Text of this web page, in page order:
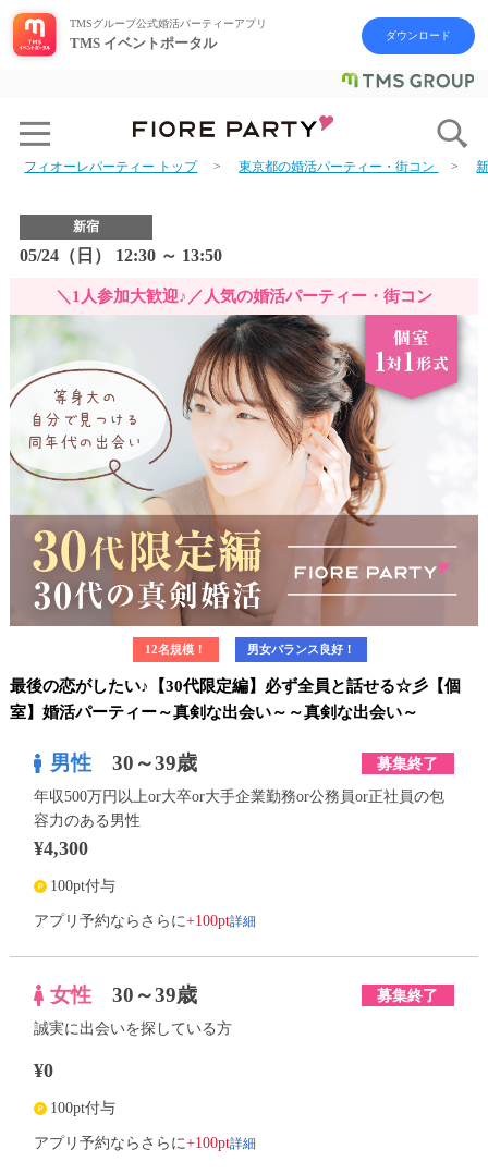
TMSグループ公式婚活パーティーアプリ
TMS イベントポータル ダウンロード
フィオーレパーティー トップ 東京都の婚活パーティー・街コン
新宿
05/24（日） 12:30 ～ 13:50
＼1人参加大歓迎♪／人気の婚活パーティー・街コン
12名規模！ 男女バランス良好！
最後の恋がしたい♪【30代限定編】必ず全員と話せる☆彡【個
室】婚活パーティー～真剣な出会い～～真剣な出会い～
男性 30～39歳 募集終了
年収500万円以上or大卒or大手企業勤務or公務員or正社員の包
容力のある男性
¥4,300
100pt付与
アプリ予約ならさらに+100pt詳細
女性 30～39歳 募集終了
誠実に出会いを探している方
¥0
100pt付与
アプリ予約ならさらに+100pt詳細